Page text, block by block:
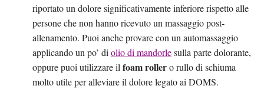
riportato un dolore significativamente inferiore rispetto alle
persone che non hanno ricevuto un massaggio post-
allenamento. Puoi anche provare con un automassaggio
applicando un po’ di olio di mandorlesulla parte dolorante,
oppure puoi utilizzare il foam rollero rullo di schiuma
molto utile per alleviare il dolore legato ai DOMS.